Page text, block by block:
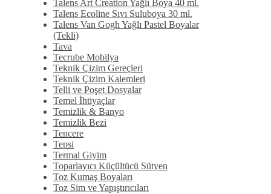
Talens Art Creation Yağlı Boya 40 ml.
Talens Ecoline Sıvı Suluboya 30 ml.
Talens Van Gogh Yağlı Pastel Boyalar
(Tekli)
Tava
Tecrube Mobilya
Teknik Çizim Gereçleri
Teknik Çizim Kalemleri
Telli ve Poşet Dosyalar
Temel İhtiyaçlar
Temizlik & Banyo
Temizlik Bezi
Tencere
Tepsi
Termal Giyim
Toparlayıcı Küçültücü Sütyen
Toz Kumaş Boyaları
Toz Sim ve Yapıştırıcıları